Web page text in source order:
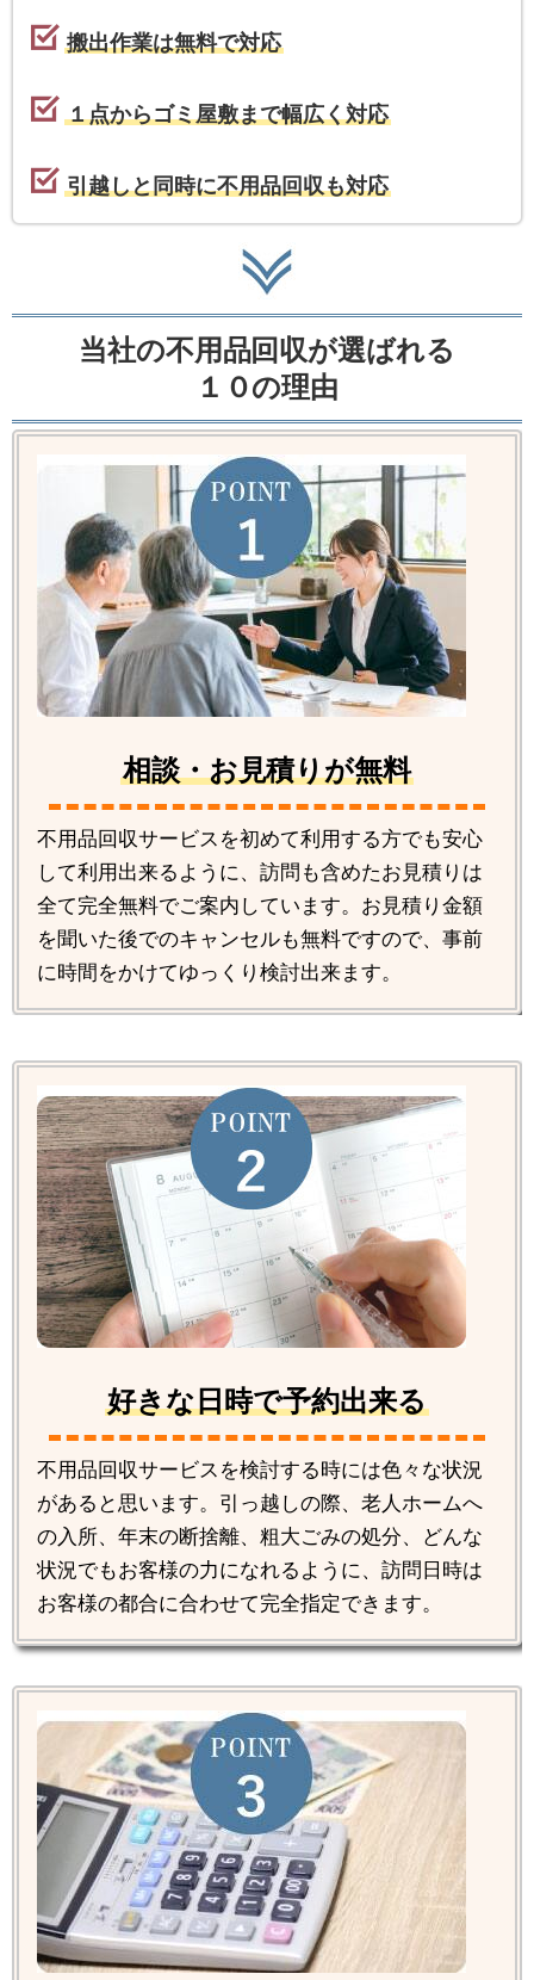
搬出作業は無料で対応
１点からゴミ屋敷まで幅広く対応
引越しと同時に不用品回収も対応
当社の不用品回収が選ばれる
１０の理由
相談・お見積りが無料
不用品回収サービスを初めて利用する方でも安心
して利用出来るように、訪問も含めたお見積りは
全て完全無料でご案内しています。お見積り金額
を聞いた後でのキャンセルも無料ですので、事前
に時間をかけてゆっくり検討出来ます。
好きな日時で予約出来る
不用品回収サービスを検討する時には色々な状況
があると思います。引っ越しの際、老人ホームへ
の入所、年末の断捨離、粗大ごみの処分、どんな
状況でもお客様の力になれるように、訪問日時は
お客様の都合に合わせて完全指定できます。